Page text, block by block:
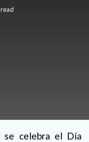
se celebra el Día